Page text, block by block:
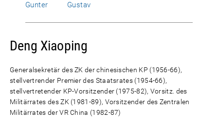
Gunter
Gustav
Deng Xiaoping
Generalsekretär des ZK der chinesischen KP (1956-66),
stellvertrender Premier des Staatsrates (1954-66),
stellvertretender KP-Vorsitzender (1975-82), Vorsitz. des
Militärrates des ZK (1981-89), Vorsitzender des Zentralen
Militärrates der VR China (1982-87)